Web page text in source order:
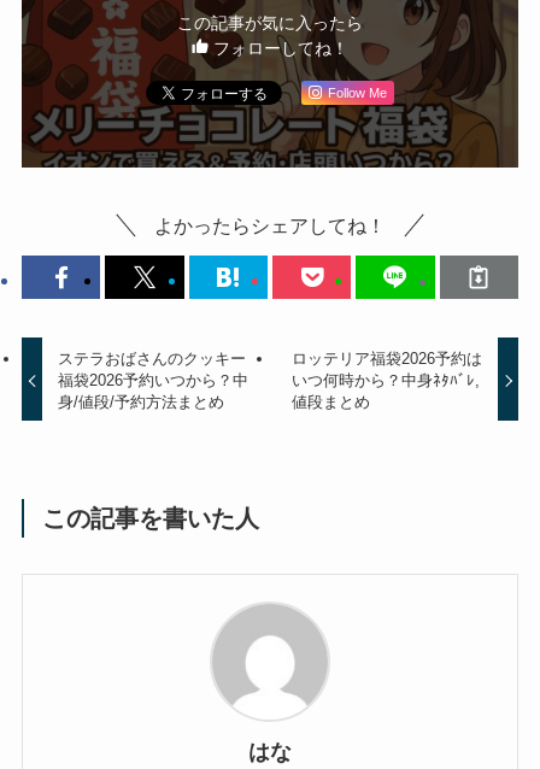
この記事が気に入ったら
フォローしてね！
Follow Me
よかったらシェアしてね！
ステラおばさんのクッキー
福袋2026予約いつから？中
身/値段/予約方法まとめ
ロッテリア福袋2026予約は
いつ何時から？中身ﾈﾀﾊﾞﾚ,
値段まとめ
この記事を書いた人
はな